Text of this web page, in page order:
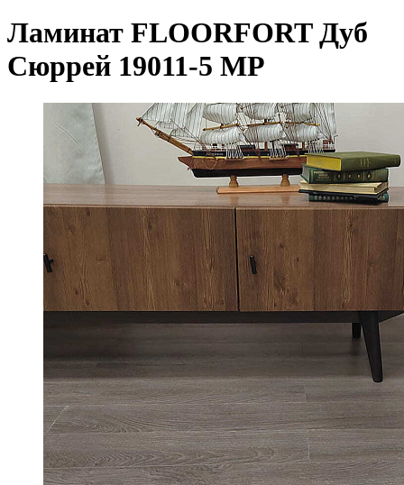
Ламинат FLOORFORT Дуб
Сюррей 19011-5 MP